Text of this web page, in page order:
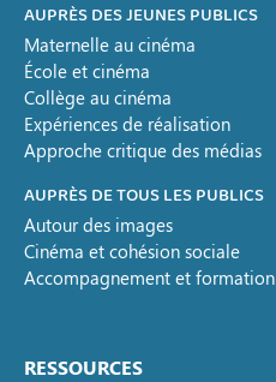
AUPRÈS DES JEUNES PUBLICS
Maternelle au cinéma
École et cinéma
Collège au cinéma
Expériences de réalisation
Approche critique des médias
AUPRÈS DE TOUS LES PUBLICS
Autour des images
Cinéma et cohésion sociale
Accompagnement et formation
RESSOURCES